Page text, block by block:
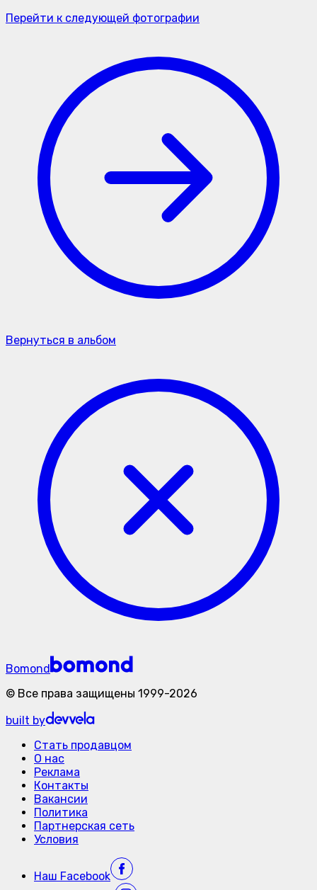
Перейти к следующей фотографии
Вернуться в альбом
Bomond
© Все права защищены 1999-2026
built by
Стать продавцом
О нас
Реклама
Контакты
Вакансии
Политика
Партнерская сеть
Условия
Наш Facebook